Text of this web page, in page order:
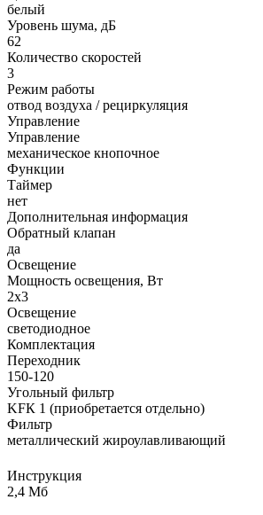
белый
Уровень шума, дБ
62
Количество скоростей
3
Режим работы
отвод воздуха / рециркуляция
Управление
Управление
механическое кнопочное
Функции
Таймер
нет
Дополнительная информация
Обратный клапан
да
Освещение
Мощность освещения, Вт
2х3
Освещение
светодиодное
Комплектация
Переходник
150-120
Угольный фильтр
KFК 1 (приобретается отдельно)
Фильтр
металлический жироулавливающий
Инструкция
2,4 Мб